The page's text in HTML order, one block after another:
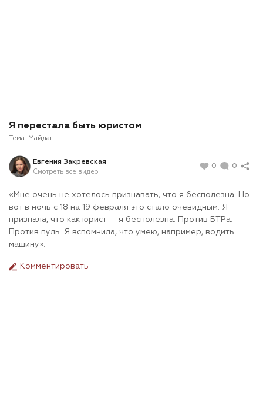
Я перестала быть юристом
Тема: Майдан
Евгения Закревская
Смотреть все видео
0 0
« Мне очень не хотелось признавать, что я бесполезна. Но
вот в ночь с 18 на 19 февраля это стало очевидным. Я
признала, что как юрист — я бесполезна. Против БТРа.
Против пуль. Я вспомнила, что умею, например, водить
машину».
Комментировать